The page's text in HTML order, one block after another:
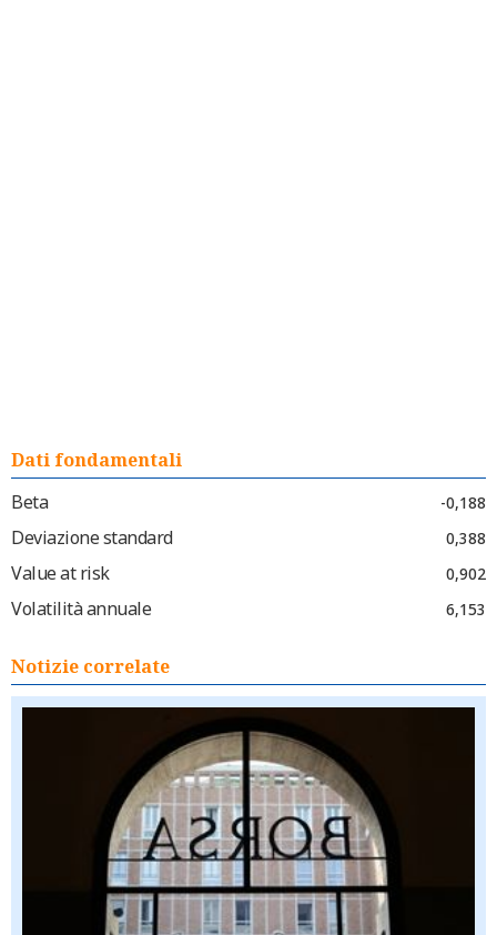
Dati fondamentali
Beta
-0,188
Deviazione standard 0,388
Value at risk 0,902
Volatilità annuale 6,153
Notizie correlate